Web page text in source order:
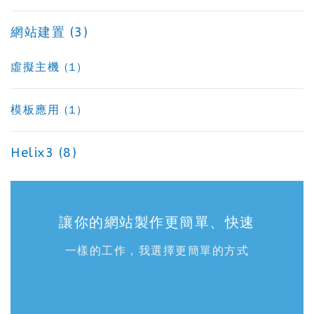
網站建置 (3)
虛擬主機 (1)
模板應用 (1)
Helix3 (8)
讓你的網站製作更簡單、快速
一樣的工作，我選擇更簡單的方式